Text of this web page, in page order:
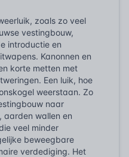
zoals zo veel
vestingbouw,
introductie en
Kanonnen en
korte metten met
Een luik, hoe
weerstaan. Zo
naar
aarden wallen en
veel minder
beweegbare
verdediging. Het